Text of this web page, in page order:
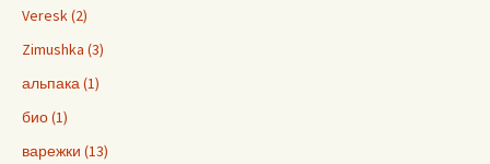
Veresk (2)
Zimushka (3)
альпака (1)
био (1)
варежки (13)